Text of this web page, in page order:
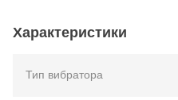
Характеристики
Тип вибратора